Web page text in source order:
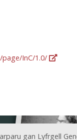
InC/1.0/
gan Lyfrgell